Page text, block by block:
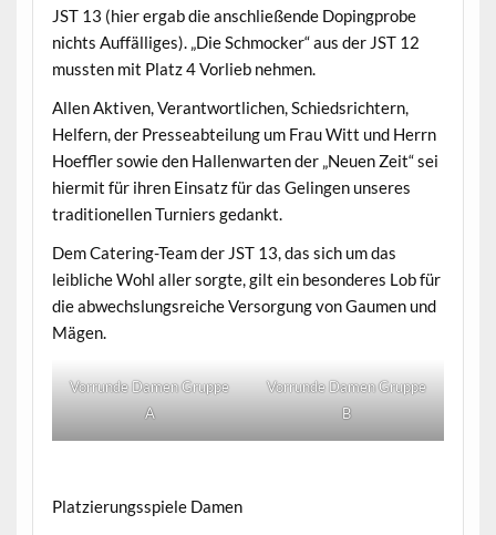
JST 13 (hier ergab die anschließende Dopingprobe
nichts Auffälliges). „Die Schmocker“ aus der JST 12
mussten mit Platz 4 Vorlieb nehmen.
Allen Aktiven, Verantwortlichen, Schiedsrichtern,
Helfern, der Presseabteilung um Frau Witt und Herrn
Hoeffler sowie den Hallenwarten der „Neuen Zeit“ sei
hiermit für ihren Einsatz für das Gelingen unseres
traditionellen Turniers gedankt.
Dem Catering-Team der JST 13, das sich um das
leibliche Wohl aller sorgte, gilt ein besonderes Lob für
die abwechslungsreiche Versorgung von Gaumen und
Mägen.
Vorrunde Damen Gruppe
A
Vorrunde Damen Gruppe
B
Platzierungsspiele Damen